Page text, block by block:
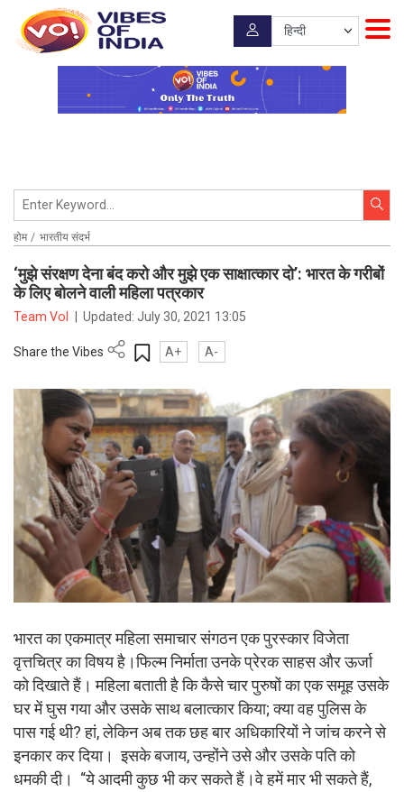
होम भारतीय संदर्भ
‘मुझे संरक्षण देना बंद करो और मुझे एक साक्षात्कार दो’: भारत के गरीबों
के लिए बोलने वाली महिला पत्रकार
Team VoI Updated:July 30, 2021 13:05
Share the Vibes A+ A-
भारत का एकमात्र महिला समाचार संगठन एक पुरस्कार विजेता
वृत्तचित्र का विषय है।फिल्म निर्माता उनके प्रेरक साहस और ऊर्जा
को दिखाते हैं। महिला बताती है कि कैसे चार पुरुषों का एक समूह उसके
घर में घुस गया और उसके साथ बलात्कार किया; क्या वह पुलिस के
पास गई थी? हां, लेकिन अब तक छह बार अधिकारियों ने जांच करने से
इनकार कर दिया। इसके बजाय, उन्होंने उसे और उसके पति को
धमकी दी। “ये आदमी कुछ भी कर सकते हैं।वे हमें मार भी सकते हैं,